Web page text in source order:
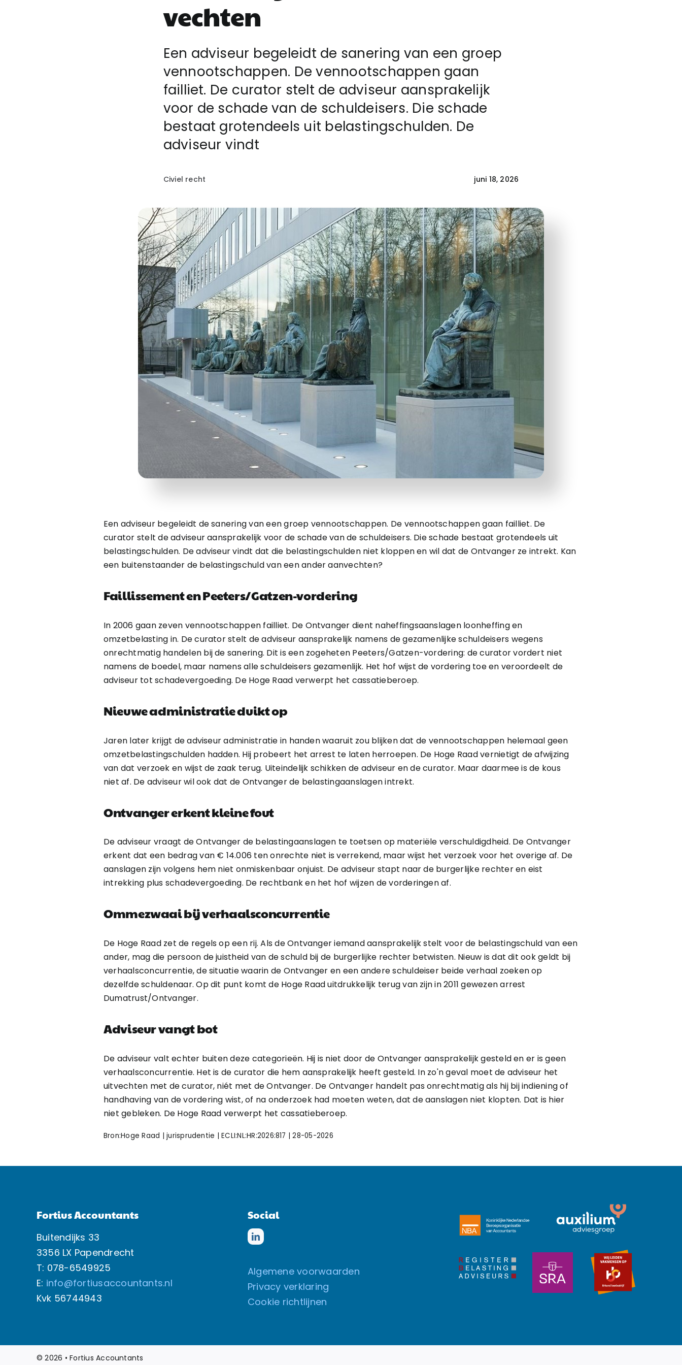
vechten
Een adviseur begeleidt de sanering van een groep
vennootschappen. De vennootschappen gaan
failliet. De curator stelt de adviseur aansprakelijk
voor de schade van de schuldeisers. Die schade
bestaat grotendeels uit belastingschulden. De
adviseur vindt
Civiel recht juni 18, 2026
Een adviseur begeleidt de sanering van een groep vennootschappen. De vennootschappen gaan failliet. De
curator stelt de adviseur aansprakelijk voor de schade van de schuldeisers. Die schade bestaat grotendeels uit
belastingschulden. De adviseur vindt dat die belastingschulden niet kloppen en wil dat de Ontvanger ze intrekt. Kan
een buitenstaander de belastingschuld van een ander aanvechten?
Faillissement en Peeters/Gatzen-vordering
In 2006 gaan zeven vennootschappen failliet. De Ontvanger dient naheffingsaanslagen loonheffing en
omzetbelasting in. De curator stelt de adviseur aansprakelijk namens de gezamenlijke schuldeisers wegens
onrechtmatig handelen bij de sanering. Dit is een zogeheten Peeters/Gatzen-vordering: de curator vordert niet
namens de boedel, maar namens alle schuldeisers gezamenlijk. Het hof wijst de vordering toe en veroordeelt de
adviseur tot schadevergoeding. De Hoge Raad verwerpt het cassatieberoep.
Nieuwe administratie duikt op
Jaren later krijgt de adviseur administratie in handen waaruit zou blijken dat de vennootschappen helemaal geen
omzetbelastingschulden hadden. Hij probeert het arrest te laten herroepen. De Hoge Raad vernietigt de afwijzing
van dat verzoek en wijst de zaak terug. Uiteindelijk schikken de adviseur en de curator. Maar daarmee is de kous
niet af. De adviseur wil ook dat de Ontvanger de belastingaanslagen intrekt.
Ontvanger erkent kleine fout
De adviseur vraagt de Ontvanger de belastingaanslagen te toetsen op materiële verschuldigdheid. De Ontvanger
erkent dat een bedrag van € 14.006 ten onrechte niet is verrekend, maar wijst het verzoek voor het overige af. De
aanslagen zijn volgens hem niet onmiskenbaar onjuist. De adviseur stapt naar de burgerlijke rechter en eist
intrekking plus schadevergoeding. De rechtbank en het hof wijzen de vorderingen af.
Ommezwaai bij verhaalsconcurrentie
De Hoge Raad zet de regels op een rij. Als de Ontvanger iemand aansprakelijk stelt voor de belastingschuld van een
ander, mag die persoon de juistheid van de schuld bij de burgerlijke rechter betwisten. Nieuw is dat dit ook geldt bij
verhaalsconcurrentie, de situatie waarin de Ontvanger en een andere schuldeiser beide verhaal zoeken op
dezelfde schuldenaar. Op dit punt komt de Hoge Raad uitdrukkelijk terug van zijn in 2011 gewezen arrest
Dumatrust/Ontvanger.
Adviseur vangt bot
De adviseur valt echter buiten deze categorieën. Hij is niet door de Ontvanger aansprakelijk gesteld en er is geen
verhaalsconcurrentie. Het is de curator die hem aansprakelijk heeft gesteld. In zo'n geval moet de adviseur het
uitvechten met de curator, niét met de Ontvanger. De Ontvanger handelt pas onrechtmatig als hij bij indiening of
handhaving van de vordering wist, of na onderzoek had moeten weten, dat de aanslagen niet klopten. Dat is hier
niet gebleken. De Hoge Raad verwerpt het cassatieberoep.
Bron:Hoge Raad | jurisprudentie | ECLI:NL:HR:2026:817 | 28-05-2026
Fortius Accountants
Buitendijks 33
3356 LX Papendrecht
T: 078-6549925
E: info@fortiusaccountants.nl
Kvk 56744943
Social
Algemene voorwaarden
Privacy verklaring
Cookie richtlijnen
© 2026 • Fortius Accountants